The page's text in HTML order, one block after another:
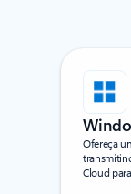
Ofereça
Cloud